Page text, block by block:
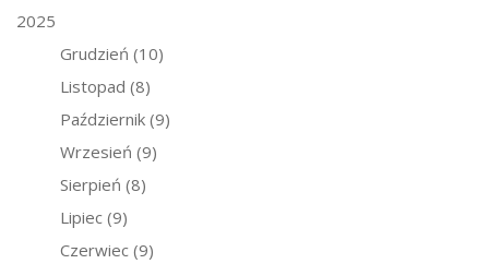
2025
Grudzień (10)
Listopad (8)
Październik (9)
Wrzesień (9)
Sierpień (8)
Lipiec (9)
Czerwiec (9)